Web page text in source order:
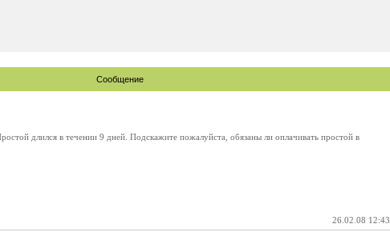
Сообщение
длился в течении 9 дней. Подскажите пожалуйста, обязаны ли оплачивать простой в
26.02.08 12:43